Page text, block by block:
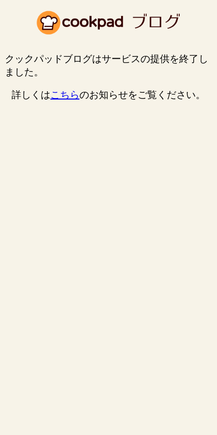
クックパッドブログはサービスの提供を終了し
ました。
詳しくはこちらのお知らせをご覧ください。